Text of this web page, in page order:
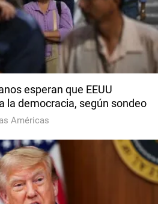
esperan que EEUU
la democracia, según sondeo
Américas